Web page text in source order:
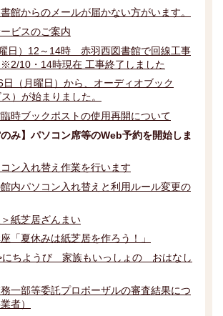
館からのメールが届かない方がいます。
ビスのご案内
日）12～14時 赤羽西図書館で回線工事
10・14時現在 工事終了しました
（月曜日）から、オーディオブック
）が始まりました。
時ブックポストの使用再開について
のみ】パソコン席等のWeb予約を開始しま
ン入れ替え作業を行います
内パソコン入れ替えと利用ルール変更の
紙芝居ざんまい
「夏休みは紙芝居を作ろう！」
にちようび 家族もいっしょの おはなし
一部等委託プロポーザルの審査結果につ
者）